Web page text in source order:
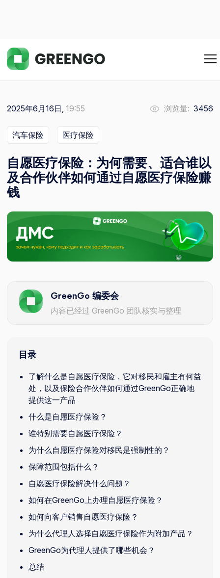
2025年6月16日, 19:55 浏览量: 3456
汽车保险 医疗保险
自愿医疗保险：为何需要、适合谁以
及合作伙伴如何通过自愿医疗保险赚
钱
GreenGo 编委会
内容已经过 GreenGo 团队核实与整理
目录
了解什么是自愿医疗保险，它对移民和雇主有何益
处，以及保险合作伙伴如何通过GreenGo正确地
提供这一产品
什么是自愿医疗保险？
谁特别需要自愿医疗保险？
为什么自愿医疗保险对移民是强制性的？
保障范围包括什么？
自愿医疗保险解决什么问题？
如何在GreenGo上办理自愿医疗保险？
如何向客户销售自愿医疗保险？
为什么代理人选择自愿医疗保险作为附加产品？
GreenGo为代理人提供了哪些机会？
总结